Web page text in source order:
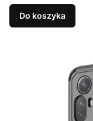
Do koszyka